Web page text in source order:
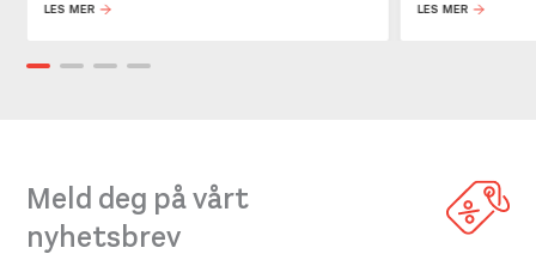
LES MER LES MER
Meld deg på vårt
nyhetsbrev